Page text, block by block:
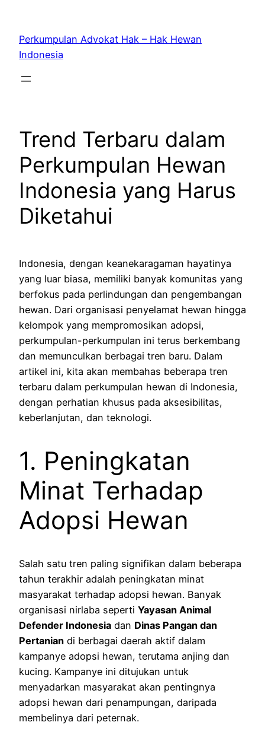
content
Perkumpulan Advokat Hak – Hak Hewan
Indonesia
Trend Terbaru dalam
Perkumpulan Hewan
Indonesia yang Harus
Diketahui
Indonesia, dengan keanekaragaman hayatinya
yang luar biasa, memiliki banyak komunitas yang
berfokus pada perlindungan dan pengembangan
hewan. Dari organisasi penyelamat hewan hingga
kelompok yang mempromosikan adopsi,
perkumpulan-perkumpulan ini terus berkembang
dan memunculkan berbagai tren baru. Dalam
artikel ini, kita akan membahas beberapa tren
terbaru dalam perkumpulan hewan di Indonesia,
dengan perhatian khusus pada aksesibilitas,
keberlanjutan, dan teknologi.
1. Peningkatan
Minat Terhadap
Adopsi Hewan
Salah satu tren paling signifikan dalam beberapa
tahun terakhir adalah peningkatan minat
masyarakat terhadap adopsi hewan. Banyak
organisasi nirlaba seperti Yayasan Animal
Defender Indonesia dan Dinas Pangan dan
Pertanian di berbagai daerah aktif dalam
kampanye adopsi hewan, terutama anjing dan
kucing. Kampanye ini ditujukan untuk
menyadarkan masyarakat akan pentingnya
adopsi hewan dari penampungan, daripada
membelinya dari peternak.